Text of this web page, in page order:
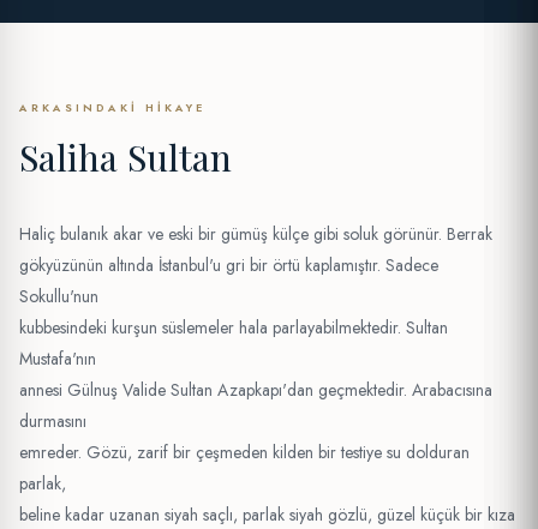
ARKASINDAKI HIKAYE
Saliha Sultan
Haliç bulanık akar ve eski bir gümüş külçe gibi soluk görünür. Berrak
gökyüzünün altında İstanbul'u gri bir örtü kaplamıştır. Sadece
Sokullu'nun
kubbesindeki kurşun süslemeler hala parlayabilmektedir. Sultan
Mustafa'nın
annesi Gülnuş Valide Sultan Azapkapı'dan geçmektedir. Arabacısına
durmasını
emreder. Gözü, zarif bir çeşmeden kilden bir testiye su dolduran
parlak,
beline kadar uzanan siyah saçlı, parlak siyah gözlü, güzel küçük bir kıza